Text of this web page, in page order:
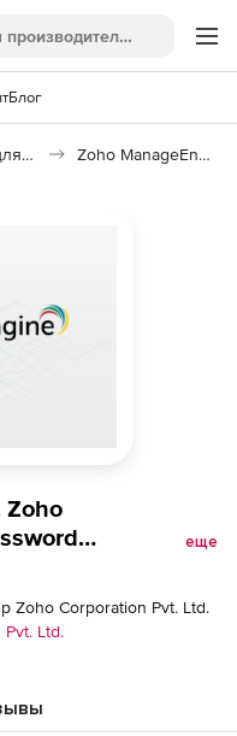
Блог
Программы для защиты информации Zoho ManageEngine AD360 Password
Zoho
Domain Users
еще
Zoho Corporation Pvt. Ltd.
Ltd.